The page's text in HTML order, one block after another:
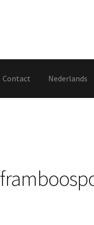
Contact Nederlands